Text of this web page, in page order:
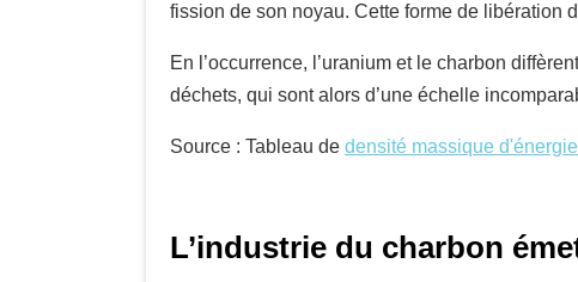
fission de son noyau. Cette forme de libération
En l’occurrence, l’uranium et le charbon
déchets, qui sont alors d’une échelle
Source : Tableau de densité massique
L’industrie du charbon